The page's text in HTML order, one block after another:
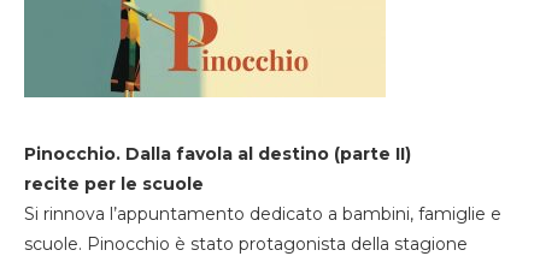
Pinocchio. Dalla favola al destino (parte II)
recite per le scuole
Si rinnova l’appuntamento dedicato a bambini, famiglie e
scuole. Pinocchio è stato protagonista della stagione